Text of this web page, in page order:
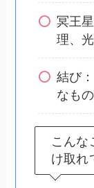
冥王
理、
結び
なも
こんな
け取れ